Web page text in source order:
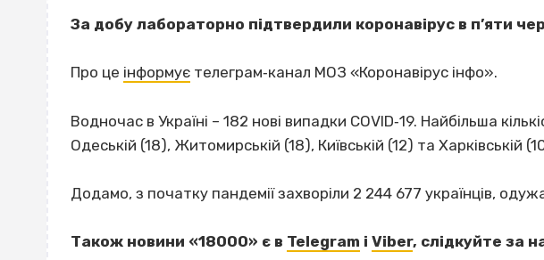
За добу лабораторно підтвердили коронавірус в п’яти
Про це інформує телеграм‐канал МОЗ «Коронавірус інфо».
Водночас в Україні – 182 нові випадки COVID‐19. Найбільша
Одеській (18), Житомирській (18), Київській (12) та Харківській
Додамо, з початку пандемії захворіли 2 244 677 українців,
Також новини «18000» є в Telegram і Viber, слідкуйте за